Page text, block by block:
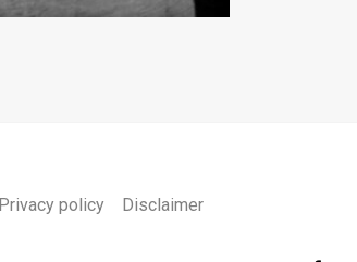
Privacy policy Disclaimer